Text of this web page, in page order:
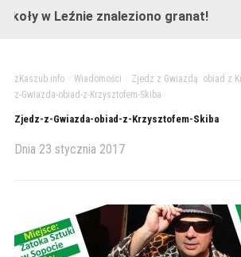
w Leźnie znaleziono granat!
zKaszub.info> Wiadomości Zjedz z Gwiazdą: obiad z
z-Gwiazda-obiad-z-Krzysztofem-Skiba
Zjedz-z-Gwiazda-obiad-z-Krzysztofem-Skiba
Dnia 23 stycznia 2017